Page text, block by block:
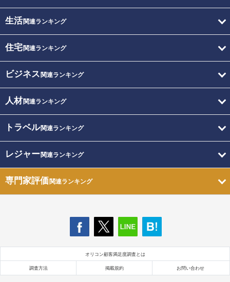
生活関連ランキング
住宅関連ランキング
ビジネス 関連ランキング
人材関連ランキング
トラベル関連ランキング
レジャー関連ランキング
専門家評価関連ランキング
オリコン顧客満足度調査とは
調査方法 掲載規約 お問い合わせ